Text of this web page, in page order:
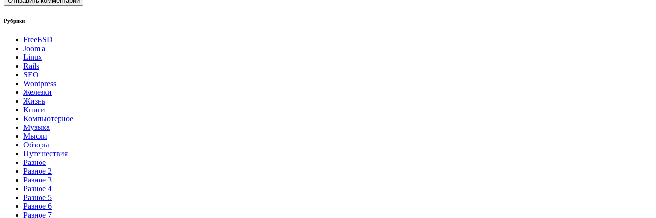
Рубрики
FreeBSD
Joomla
Linux
Rails
SEO
Wordpress
Железки
Жизнь
Книги
Компьютерное
Музыка
Мысли
Обзоры
Путешествия
Разное
Разное 2
Разное 3
Разное 4
Разное 5
Разное 6
Разное 7